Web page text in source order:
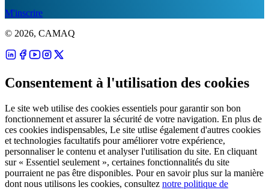
M'inscrire
© 2026, CAMAQ
Consentement à l'utilisation des cookies
Le site web utilise des cookies essentiels pour garantir son bon
fonctionnement et assurer la sécurité de votre navigation. En plus de
ces cookies indispensables, Le site utlise également d'autres cookies
et technologies facultatifs pour améliorer votre expérience,
personnaliser le contenu et analyser l'utilisation du site. En cliquant
sur « Essentiel seulement », certaines fonctionnalités du site
pourraient ne pas être disponibles. Pour en savoir plus sur la manière
dont nous utilisons les cookies, consultez notre politique de